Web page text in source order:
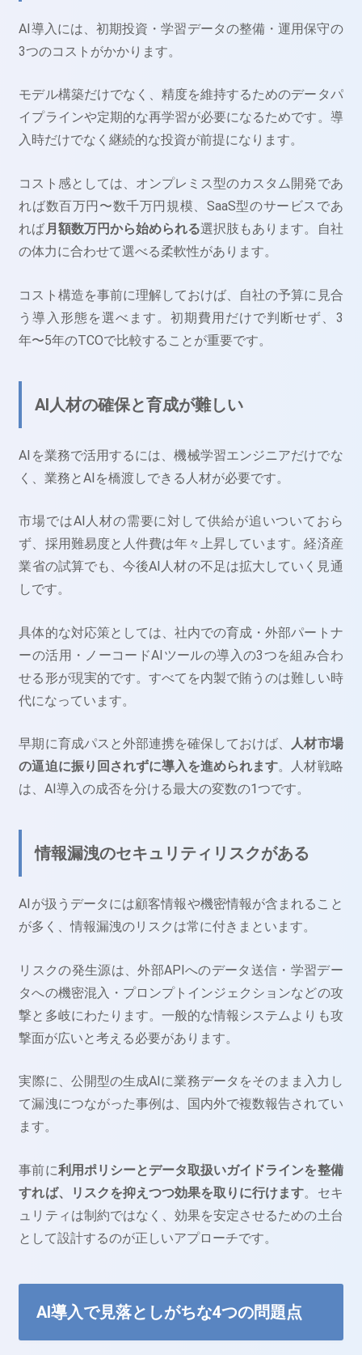
AI導入には、初期投資・学習データの整備・運用保守の
3つのコストがかかります。
モデル構築だけでなく、精度を維持するためのデータパ
イプラインや定期的な再学習が必要になるためです。導
入時だけでなく継続的な投資が前提になります。
コスト感としては、オンプレミス型のカスタム開発であ
れば数百万円〜数千万円規模、SaaS型のサービスであ
れば月額数万円から始められる選択肢もあります。自社
の体力に合わせて選べる柔軟性があります。
コスト構造を事前に理解しておけば、自社の予算に見合
う導入形態を選べます。初期費用だけで判断せず、3
年〜5年のTCOで比較することが重要です。
AI人材の確保と育成が難しい
AIを業務で活用するには、機械学習エンジニアだけでな
く、業務とAIを橋渡しできる人材が必要です。
市場ではAI人材の需要に対して供給が追いついておら
ず、採用難易度と人件費は年々上昇しています。経済産
業省の試算でも、今後AI人材の不足は拡大していく見通
しです。
具体的な対応策としては、社内での育成・外部パートナ
ーの活用・ノーコードAIツールの導入の3つを組み合わ
せる形が現実的です。すべてを内製で賄うのは難しい時
代になっています。
早期に育成パスと外部連携を確保しておけば、 人材市場
の逼迫に振り回されずに導入を進められます。人材戦略
は、AI導入の成否を分ける最大の変数の1つです。
情報漏洩のセキュリティリスクがある
AIが扱うデータには顧客情報や機密情報が含まれること
が多く、情報漏洩のリスクは常に付きまといます。
リスクの発生源は、外部APIへのデータ送信・学習デー
タへの機密混入・プロンプトインジェクションなどの攻
撃と多岐にわたります。一般的な情報システムよりも攻
撃面が広いと考える必要があります。
実際に、公開型の生成AIに業務データをそのまま入力し
て漏洩につながった事例は、国内外で複数報告されてい
ます。
事前に利用ポリシーとデータ取扱いガイドラインを整備
すれば、リスクを抑えつつ効果を取りに行けます。セキ
ュリティは制約ではなく、効果を安定させるための土台
として設計するのが正しいアプローチです。
AI導入で見落としがちな4つの問題点